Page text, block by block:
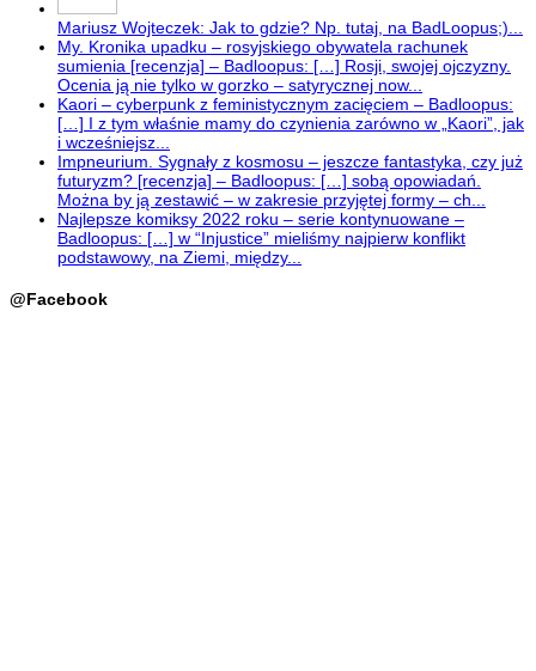
Mariusz Wojteczek: Jak to gdzie? Np. tutaj, na BadLoopus;)...
My. Kronika upadku – rosyjskiego obywatela rachunek
sumienia [recenzja] – Badloopus: […] Rosji, swojej ojczyzny.
Ocenia ją nie tylko w gorzko – satyrycznej now...
Kaori – cyberpunk z feministycznym zacięciem – Badloopus:
[…] I z tym właśnie mamy do czynienia zarówno w „Kaori”, jak
i wcześniejsz...
Impneurium. Sygnały z kosmosu – jeszcze fantastyka, czy już
futuryzm? [recenzja] – Badloopus: […] sobą opowiadań.
Można by ją zestawić – w zakresie przyjętej formy – ch...
Najlepsze komiksy 2022 roku – serie kontynuowane –
Badloopus: […] w “Injustice” mieliśmy najpierw konflikt
podstawowy, na Ziemi, między...
@Facebook